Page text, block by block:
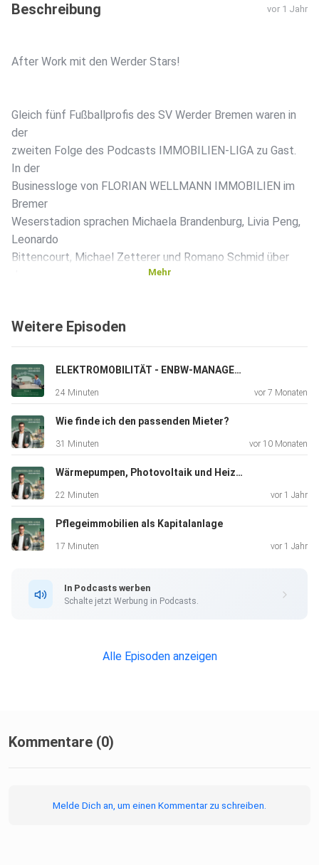
Beschreibung vor 1 Jahr
After Work mit den Werder Stars!
Gleich fünf Fußballprofis des SV Werder Bremen waren in
der
zweiten Folge des Podcasts IMMOBILIEN-LIGA zu Gast.
In der
Businessloge von FLORIAN WELLMANN IMMOBILIEN im
Bremer
Weserstadion sprachen Michaela Brandenburg, Livia Peng,
Leonardo
Bittencourt, Michael Zetterer und Romano Schmid über
ihre Europapokal-Ambitionen und alle zusammen über die
Bremen und Immobilien. Jetzt reinhören!
Mehr
Weitere Episoden
ELEKTROMOBILITÄT - ENBW-MANAGER RANDY OPOKU-NSIAH
24 Minuten vor 7 Monaten
Wie finde ich den passenden Mieter?
31 Minuten vor 10 Monaten
Wärmepumpen, Photovoltaik und Heizungen - Technik, Trends und Tipps
22 Minuten vor 1 Jahr
Pflegeimmobilien als Kapitalanlage
17 Minuten vor 1 Jahr
In Podcasts werben
Schalte jetzt Werbung in Podcasts.
Alle Episoden anzeigen
Kommentare (0)
Melde Dich an, um einen Kommentar zu schreiben.